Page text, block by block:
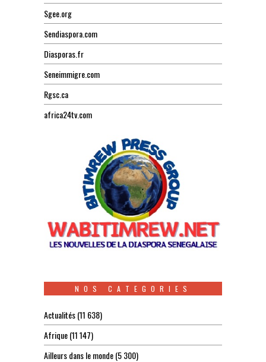
Sgee.org
Sendiaspora.com
Diasporas.fr
Seneimmigre.com
Rgsc.ca
africa24tv.com
NOS CATEGORIES
Actualités(11 638)
Afrique(11 147)
Ailleurs dans le monde(5 300)